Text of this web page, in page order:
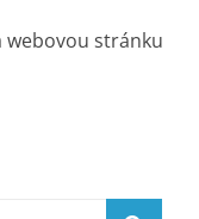
webovou stránku